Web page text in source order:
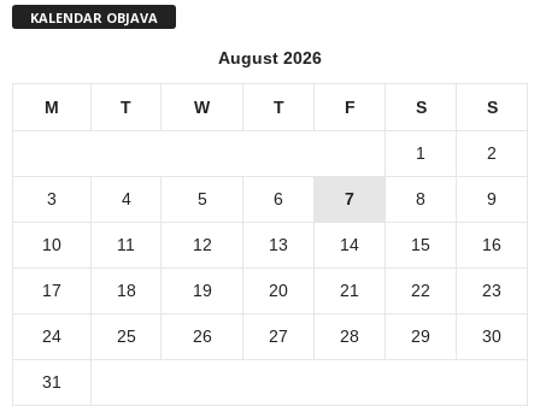
KALENDAR OBJAVA
August 2026
M T W T F S S
1 2
3 4 5 6 7 8 9
10 11 12 13 14 15 16
17 18 19 20 21 22 23
24 25 26 27 28 29 30
31